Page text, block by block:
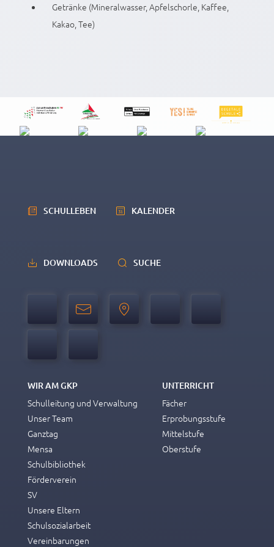
Getränke (Mineralwasser, Apfelschorle, Kaffee,
Kakao, Tee)
SCHULLEBEN KALENDER
DOWNLOADS SUCHE
WIR AM GKP
Schulleitung und Verwaltung
Unser Team
Ganztag
Mensa
Schulbibliothek
Förderverein
SV
Unsere Eltern
Schulsozialarbeit
Vereinbarungen
UNTERRICHT
Fächer
Erprobungsstufe
Mittelstufe
Oberstufe